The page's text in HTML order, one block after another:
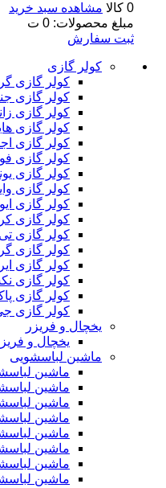
0 کالا
مشاهده سبد خرید
مبلغ محصولات: 0 ت
ثبت سفارش
کولر گازی
کولر گازی
کولر گازی
کولر گازی
کولر گازی
کولر گازی
کولر گازی
کولر گازی
کولر گازی
کولر گازی
کولر گازی
کولر گازی
کولر گازی
کولر گازی
کولر گازی
کولر گازی
کولر گازی
یخچال و فریزر
یخچال و
ماشین لباسشویی
ماشین
ماشین
ماشین
ماشین
ماشین
ماشین
ماشین
ماشین